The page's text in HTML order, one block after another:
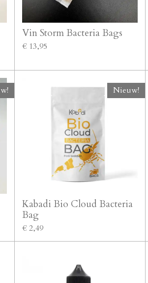
Vin Storm Bacteria Bags
€ 13,95
Nieuw!
Kabadi Bio Cloud Bacteria
Bag
€ 2,49